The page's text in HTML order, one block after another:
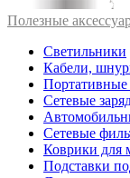
Полезные
Светильники
Кабели,
Портативные
Сетевые
Сетевые
Коврики для
Подставки